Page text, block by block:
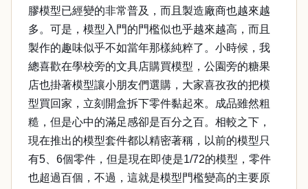
膠模型已經變的非常普及，而且製造廠商也越來越
多。可是，模型入門的門檻似也乎越來越高，而且
製作的趣味似乎不如當年那樣純粹了。小時候，我
總喜歡在學校旁的文具店購買模型，公園旁的糖果
店也掛著模型讓小朋友們選購，大家喜孜孜的把模
型買回家，立刻開盒拆下零件黏起來。成品雖然粗
糙，但是心中的滿足感卻是百分之百。相較之下，
現在推出的模型套件都以精密著稱，以前的模型只
有5、6個零件，但是現在即使是1/72的模型，零件
也超過百個，不過，這就是模型門檻變高的主要原